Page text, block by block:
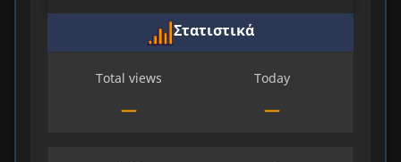
Στατιστικά
Total views
—
Today
—